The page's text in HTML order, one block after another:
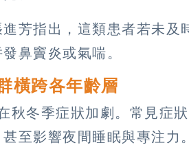
芳指出，這類患者若未及
鼻竇炎或氣喘。
橫跨各年齡層
秋冬季症狀加劇。常見症
至影響夜間睡眠與專注力